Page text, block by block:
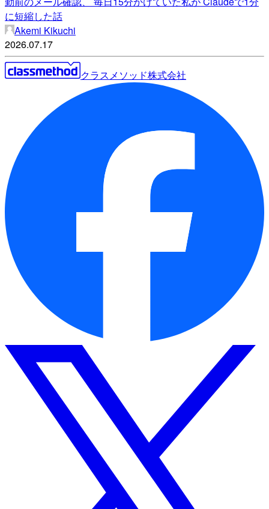
に短縮した話
Akemi Kikuchi
2026.07.17
クラスメソッド株式会社